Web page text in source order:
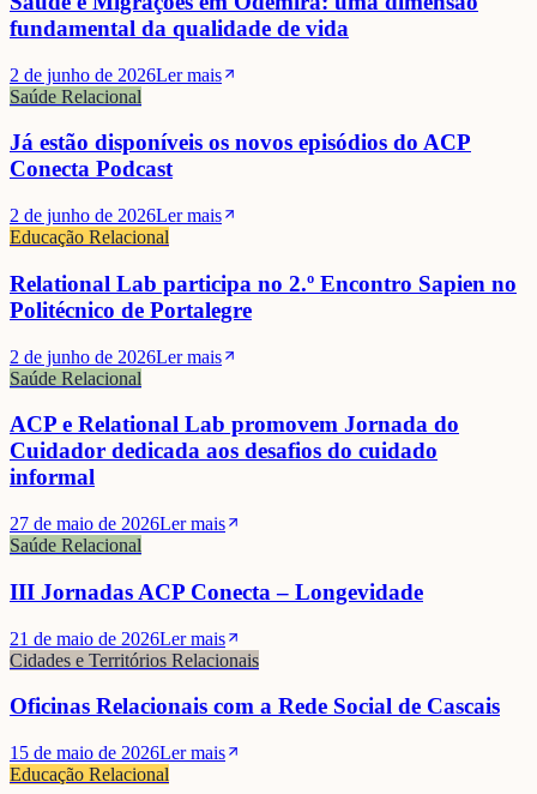
fundamental da qualidade de vida
2 de junho de 2026Ler mais
Saúde Relacional
Já estão disponíveis os novos episódios do ACP
Conecta Podcast
2 de junho de 2026Ler mais
Educação Relacional
Relational Lab participa no 2.º Encontro Sapien no
Politécnico de Portalegre
2 de junho de 2026Ler mais
Saúde Relacional
ACP e Relational Lab promovem Jornada do
Cuidador dedicada aos desafios do cuidado
informal
27 de maio de 2026Ler mais
Saúde Relacional
III Jornadas ACP Conecta – Longevidade
21 de maio de 2026Ler mais
Cidades e Territórios Relacionais
Oficinas Relacionais com a Rede Social de Cascais
15 de maio de 2026Ler mais
Educação Relacional